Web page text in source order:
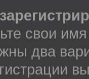
свои
два